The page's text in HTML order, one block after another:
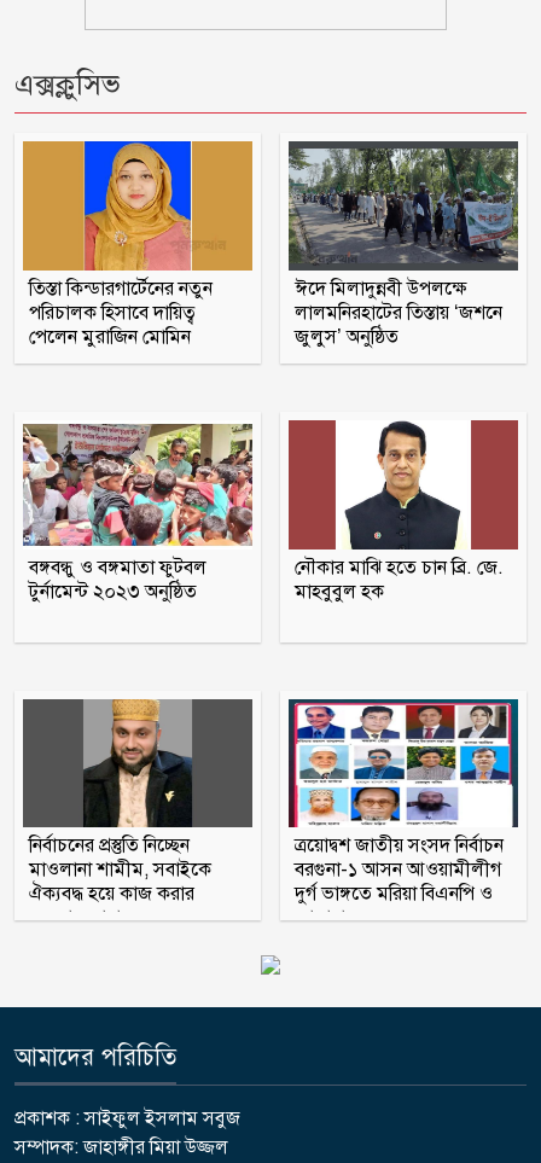
মাদক কারবারির বাড়িতে ঢোকার আগে
গোপালগঞ্জে সংবাদ সম্মেলন করে আওয়ামী
লীগের ১৫ নেতার পদত্যাগ
স্কুলছাত্রীকে ধর্ষণের মামলায় কনটেন্ট
ক্রিয়েটর রিপন মিয়া গ্রেপ্তার
থাইল্যান্ডের স্কুলে ১৪ বছরের শিক্ষার্থীর
গুলিতে শিক্ষকসহ নিহত ৭
প্রথম শ্রেণিতে লটারি, অন্য সব শ্রেণিতে ভর্তি
পরীক্ষা নেওয়া হবে
খান
বাঁশখালীতে বন্যায় ক্ষতিগ্রস্ত ১০০ পরিবারকে
নতুন ঘর দেবে সরকার
এক্সক্লুসিভ
তিস্তা কিন্ডারগার্টেনের নতুন
পরিচালক হিসাবে দায়িত্ব
পেলেন মুরাজিন মোমিন
ঈদে মিলাদুন্নবী উপলক্ষে
লালমনিরহাটের তিস্তায় ‘জশনে
জুলুস’ অনুষ্ঠিত
বঙ্গবন্ধু ও বঙ্গমাতা ফুটবল
টুর্নামেন্ট ২০২৩ অনুষ্ঠিত
নৌকার মাঝি হতে চান ব্রি. জে.
মাহবুবুল হক
নির্বাচনের প্রস্তুতি নিচ্ছেন
মাওলানা শামীম, সবাইকে
ঐক্যবদ্ধ হয়ে কাজ করার
অহব্বান জানান
ত্রয়োদ্বশ জাতীয় সংসদ নির্বাচন
বরগুনা-১ আসন আওয়ামীলীগ
দুর্গ ভাঙ্গতে মরিয়া বিএনপি ও
জামায়াত
আমাদের পরিচিতি
প্রকাশক : সাইফুল ইসলাম সবুজ
সম্পাদক: জাহাঙ্গীর মিয়া উজ্জল